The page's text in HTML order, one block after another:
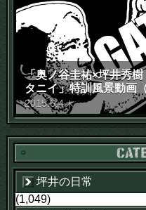
「奥ノ谷圭祐×坪井秀
タニイ」特訓風景動画
2015.6.4 木
坪井の日常
(1,049)